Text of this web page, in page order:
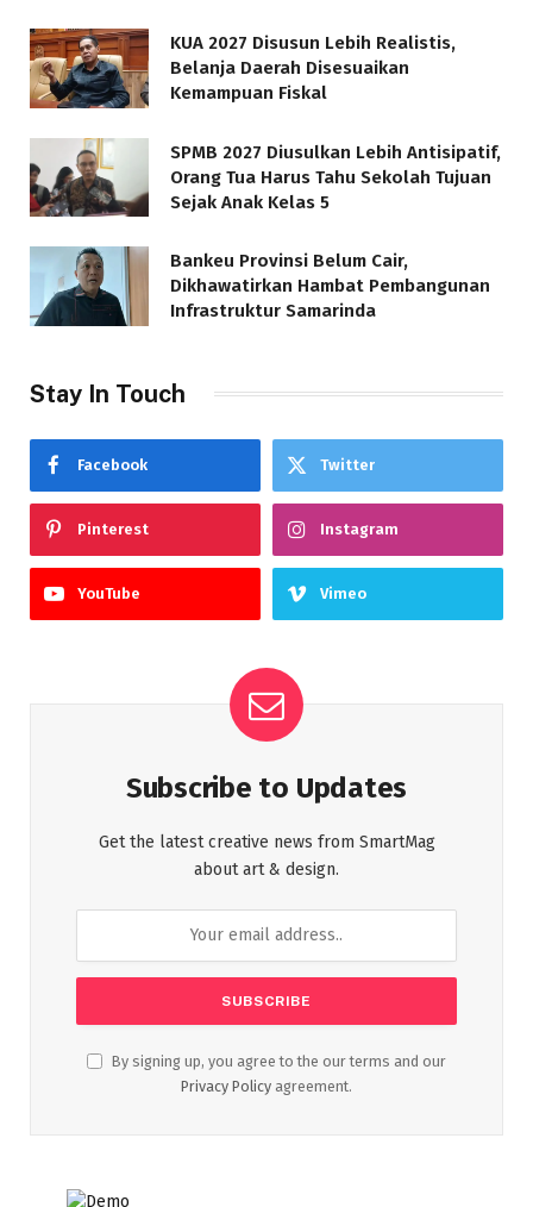
KUA 2027 Disusun Lebih Realistis,
Belanja Daerah Disesuaikan
Kemampuan Fiskal
SPMB 2027 Diusulkan Lebih Antisipatif,
Orang Tua Harus Tahu Sekolah Tujuan
Sejak Anak Kelas 5
Bankeu Provinsi Belum Cair,
Dikhawatirkan Hambat Pembangunan
Infrastruktur Samarinda
Stay In Touch
Facebook Twitter
Pinterest Instagram
YouTube Vimeo
Subscribe to Updates
Get the latest creative news from SmartMag
about art & design.
By signing up, you agree to the our terms and our
Privacy Policy agreement.